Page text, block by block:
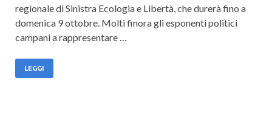
regionale di Sinistra Ecologia e Libertà, che durerà fino a
domenica 9 ottobre. Molti finora gli esponenti politici
campani a rappresentare …
LEGGI